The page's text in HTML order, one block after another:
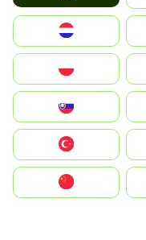
United States
中國香港特別行政區